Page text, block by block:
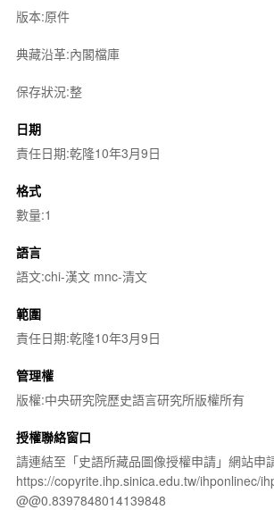
版本:原件
典藏沿革:內閣檔庫
保存狀況:整
日期
責任日期:乾隆10年3月9日
格式
數量:1
語言
語文:chi-漢文 mnc-清文
範圍
責任日期:乾隆10年3月9日
管理權
版權:中央研究院歷史語言研究所版權所有
授權聯絡窗口
請連結至「史語所藏品圖像授權申請」網站申
https://copyrite.ihp.sinica.edu.tw/ihponlinec/
@@0.8397848014139848